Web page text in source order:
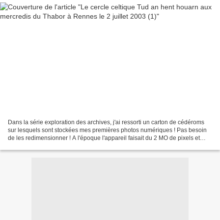
Dans la série exploration des archives, j'ai ressorti un carton de cédéroms
sur lesquels sont stockées mes premières photos numériques ! Pas besoin
de les redimensionner ! A l'époque l'appareil faisait du 2 MO de pixels et